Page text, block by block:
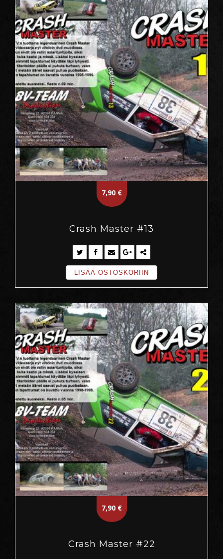
7,90 €
Crash Master #13
LISÄÄ OSTOSKORIIN
7,90 €
Crash Master #22